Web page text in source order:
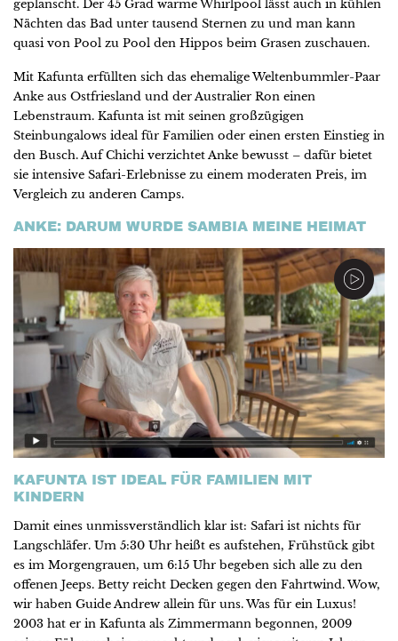
geplanscht. Der 45 Grad warme Whirlpool lässt auch in kühlen
Nächten das Bad unter tausend Sternen zu und man kann
quasi von Pool zu Pool den Hippos beim Grasen zuschauen.
Mit Kafunta erfüllten sich das ehemalige Weltenbummler-Paar
Anke aus Ostfriesland und der Australier Ron einen
Lebenstraum. Kafunta ist mit seinen großzügigen
Steinbungalows ideal für Familien oder einen ersten Einstieg in
den Busch. Auf Chichi verzichtet Anke bewusst – dafür bietet
sie intensive Safari-Erlebnisse zu einem moderaten Preis, im
Vergleich zu anderen Camps.
ANKE: DARUM WURDE SAMBIA MEINE HEIMAT
KAFUNTA IST IDEAL FÜR FAMILIEN MIT
KINDERN
Damit eines unmissverständlich klar ist: Safari ist nichts für
Langschläfer. Um 5:30 Uhr heißt es aufstehen, Frühstück gibt
es im Morgengrauen, um 6:15 Uhr begeben sich alle zu den
offenen Jeeps. Betty reicht Decken gegen den Fahrtwind. Wow,
wir haben Guide Andrew allein für uns. Was für ein Luxus!
2003 hat er in Kafunta als Zimmermann begonnen, 2009